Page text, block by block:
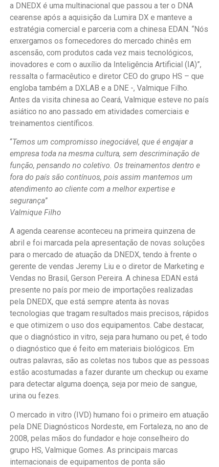
a DNEDX é uma multinacional que passou a ter o DNA
cearense após a aquisição da Lumira DX e manteve a
estratégia comercial e parceria com a chinesa EDAN. “Nós
enxergamos os fornecedores do mercado chinês em
ascensão, com produtos cada vez mais tecnológicos,
inovadores e com o auxílio da Inteligência Artificial (IA)”,
ressalta o farmacêutico e diretor CEO do grupo HS – que
engloba também a DXLAB e a DNE -, Valmique Filho.
Antes da visita chinesa ao Ceará, Valmique esteve no país
asiático no ano passado em atividades comerciais e
treinamentos científicos.
“Temos um compromisso inegociável, que é engajar a
empresa toda na mesma cultura, sem descriminação de
função, pensando no coletivo. Os treinamentos dentro e
fora do país são contínuos, pois assim mantemos um
atendimento ao cliente com a melhor expertise e
segurança”
Valmique Filho
A agenda cearense aconteceu na primeira quinzena de
abril e foi marcada pela apresentação de novas soluções
para o mercado de atuação da DNEDX, tendo à frente o
gerente de vendas Jeremy Liu e o diretor de Marketing e
Vendas no Brasil, Gerson Pereira. A chinesa EDAN está
presente no país por meio de importações realizadas
pela DNEDX, que está sempre atenta às novas
tecnologias que tragam resultados mais precisos, rápidos
e que otimizem o uso dos equipamentos. Cabe destacar,
que o diagnóstico in vitro, seja para humano ou pet, é todo
o diagnóstico que é feito em materiais biológicos. Em
outras palavras, são as coletas nos tubos que as pessoas
estão acostumadas a fazer durante um checkup ou exame
para detectar alguma doença, seja por meio de sangue,
urina ou fezes.
O mercado in vitro (IVD) humano foi o primeiro em atuação
pela DNE Diagnósticos Nordeste, em Fortaleza, no ano de
2008, pelas mãos do fundador e hoje conselheiro do
grupo HS, Valmique Gomes. As principais marcas
internacionais de equipamentos de ponta são